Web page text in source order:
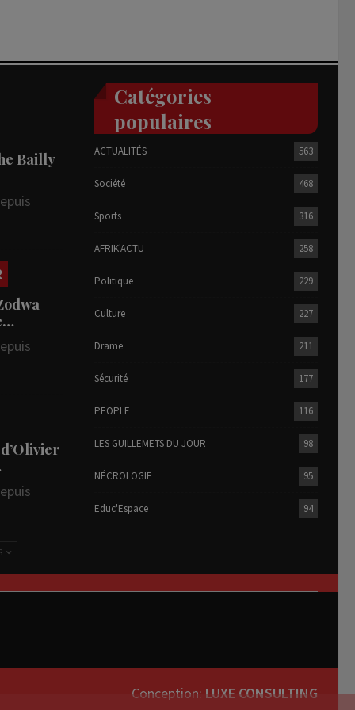
Bailly
Catégories
populaires
ACTUALITÉS 563
Société 468
Sports 316
AFRIK'ACTU 258
Politique 229
Culture 227
Drame 211
Sécurité 177
PEOPLE 116
LES GUILLEMETS DU JOUR 98
NÉCROLOGIE 95
Educ'Espace 94
Conception: LUXE CONSULTING